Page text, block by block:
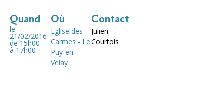
Quand
le
21/02/2016
de 15h00
à 17h00
Où
Eglise des
Carmes - Le
Puy-en-
Velay
Contact
Julien
Courtois